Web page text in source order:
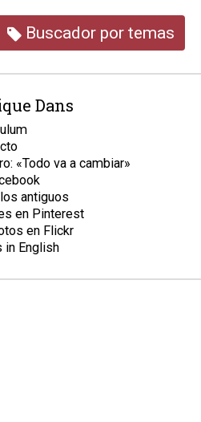
Buscador por temas
Dans
«Todo va a cambiar»
antiguos
en Pinterest
en Flickr
in English